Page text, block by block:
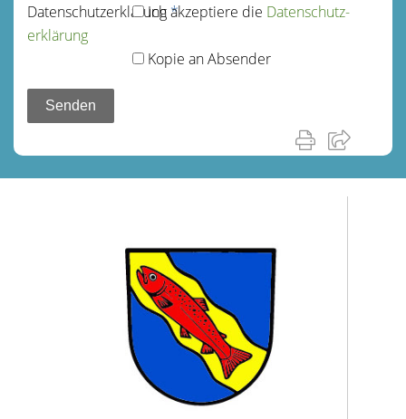
Datenschutz­erklärung*
Ich akzeptiere die Datenschutz­
erklärung
Kopie an Absender